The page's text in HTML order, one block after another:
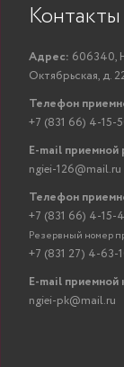
Контакты
Адрес: 606340,
Октябрьская, д.
Телефон
+7 (831 66) 4-15-
E-mail приемной
ngiei-126@mail.ru
Телефон
+7 (831 66) 4-15-
Резервный номер
+7 (831 27) 4-63-
E-mail приемной
ngiei-pk@mail.ru